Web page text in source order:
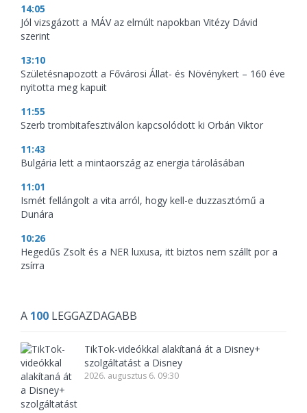
14:05
Jól vizsgázott a MÁV az elmúlt napokban Vitézy Dávid
szerint
13:10
Születésnapozott a Fővárosi Állat- és Növénykert – 160 éve
nyitotta meg kapuit
11:55
Szerb trombitafesztiválon kapcsolódott ki Orbán Viktor
11:43
Bulgária lett a mintaország az energia tárolásában
11:01
Ismét fellángolt a vita arról, hogy kell-e duzzasztómű a
Dunára
10:26
Hegedűs Zsolt és a NER luxusa, itt biztos nem szállt por a
zsírra
A 100 LEGGAZDAGABB
TikTok-videókkal alakítaná át a Disney+
szolgáltatást a Disney
2026. augusztus 6. 09:30